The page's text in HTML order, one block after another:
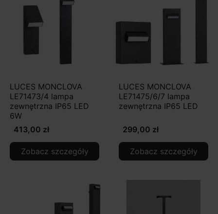
LUCES MONCLOVA
LE71473/4 lampa
zewnętrzna IP65 LED
6W
413,00 zł
Zobacz szczegóły
LUCES MONCLOVA
LE71475/6/7 lampa
zewnętrzna IP65 LED
299,00 zł
Zobacz szczegóły